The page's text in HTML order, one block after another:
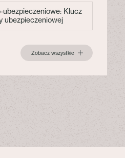
Klucz
ubezpieczeniowej
Zobacz wszystkie